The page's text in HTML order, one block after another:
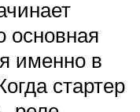
основная
именно в
стартер